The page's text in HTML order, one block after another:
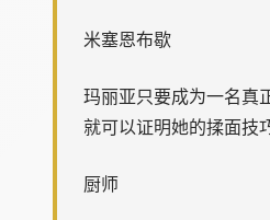
米塞恩布歇
玛丽亚只要成为一名真
就可以证明她的揉面技
厨师